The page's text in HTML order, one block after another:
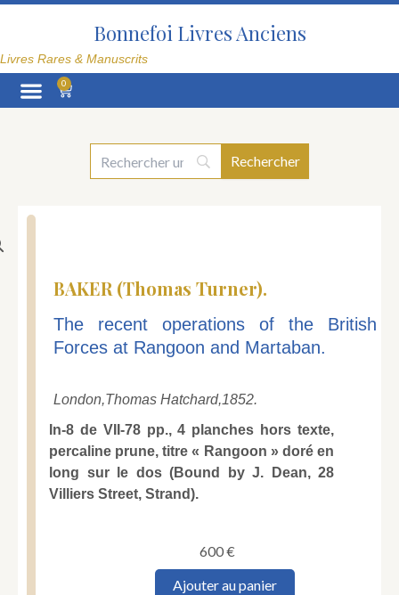
Aller
Bonnefoi Livres Anciens
Livres Rares & Manuscrits
0
Panier
BAKER (Thomas Turner).
The recent operations of the British
Forces at Rangoon and Martaban.
London,Thomas Hatchard,1852.
In-8 de VII-78 pp., 4 planches hors texte,
percaline prune, titre « Rangoon » doré en
long sur le dos (Bound by J. Dean, 28
Villiers Street, Strand).
600€
quantitéAjouter au panier